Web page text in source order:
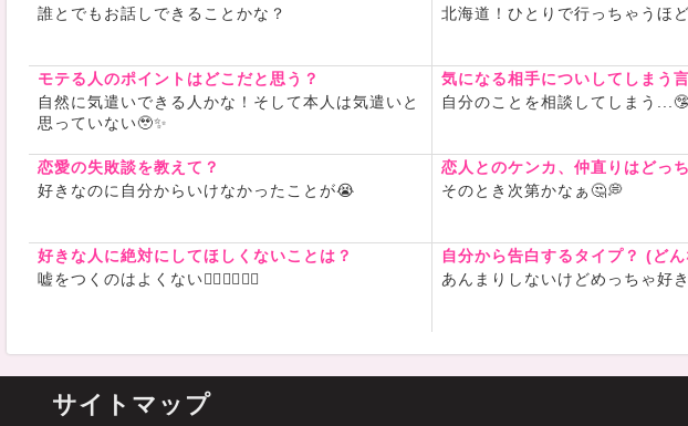
誰とでもお話しできることかな？
北海道！ひとりで行っちゃうほ
モテる人のポイントはどこだと思う？
自然に気遣いできる人かな！そして本人は気遣いと
思っていない🥹✨
気になる相手についしてしまう
自分のことを相談してしまう...🤥
恋愛の失敗談を教えて？
好きなのに自分からいけなかったことが😭
恋人とのケンカ、仲直りはどっ
そのとき次第かなぁ🤔💭
好きな人に絶対にしてほしくないことは？
嘘をつくのはよくない🙂‍↕️🙂‍↕️🙂‍↕️
自分から告白するタイプ？ (ど
あんまりしないけどめっちゃ好
サイトマップ